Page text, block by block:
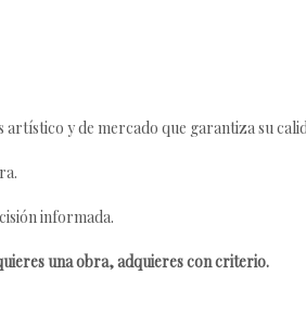
artístico y de mercado que garantiza su
informada.
una obra, adquieres con criterio.